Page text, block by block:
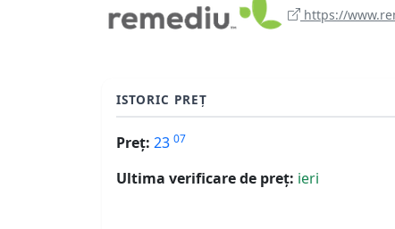
https://
ISTORIC PREȚ
Preț: 23 07
Ultima verificare de preț: ieri